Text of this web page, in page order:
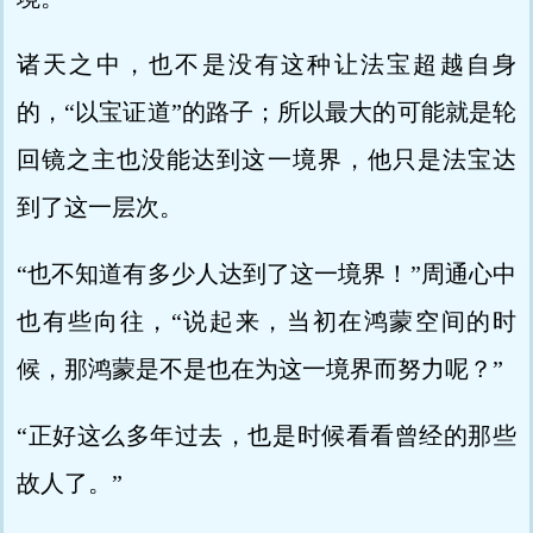
诸天之中，也不是没有这种让法宝超越自身
的，“以宝证道”的路子；所以最大的可能就是轮
回镜之主也没能达到这一境界，他只是法宝达
到了这一层次。
“也不知道有多少人达到了这一境界！”周通心中
也有些向往，“说起来，当初在鸿蒙空间的时
候，那鸿蒙是不是也在为这一境界而努力呢？”
“正好这么多年过去，也是时候看看曾经的那些
故人了。”